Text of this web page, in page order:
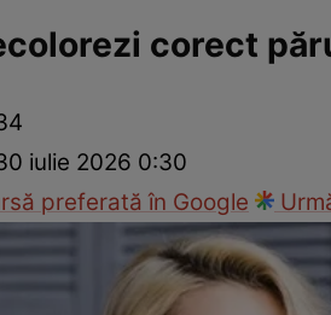
corect
iulie 2026 0:30
preferată în Google